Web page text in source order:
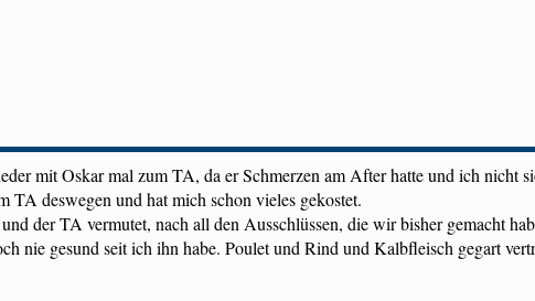
mit Oskar mal zum TA, da er Schmerzen am After hatte und ich nicht
deswegen und hat mich schon vieles gekostet.
der TA vermutet, nach all den Ausschlüssen, die wir bisher gemacht
nie gesund seit ich ihn habe. Poulet und Rind und Kalbfleisch gegart